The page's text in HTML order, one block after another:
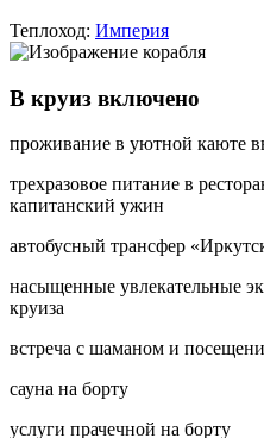
Теплоход: Империя
В круиз включено
проживание в уютной каюте
трехразовое питание в
капитанский ужин
автобусный трансфер
насыщенные увлекательные
круиза
встреча с шаманом и
сауна на борту
услуги прачечной на борту